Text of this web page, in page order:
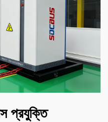
প্রযুক্তি